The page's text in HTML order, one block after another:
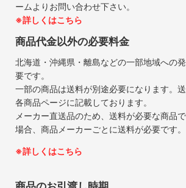
ームよりお問い合わせ下さい。
※詳しくはこちら
商品代金以外の必要料金
北海道・沖縄県・離島などの一部地域への
要です。
一部の商品は送料が別途必要になります。
各商品ページに記載しております。
メーカー直送品のため、送料が必要な商品
場合、商品メーカーごとに送料が必要です。
※詳しくはこちら